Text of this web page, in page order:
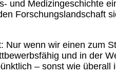
und Medizingeschichte
Forschungslandschaft
wenn wir einen zum
und in der
– sonst wie